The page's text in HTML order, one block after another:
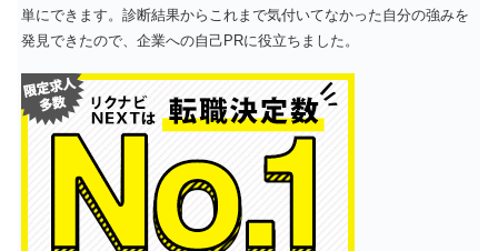
単にできます。診断結果からこれまで気付いてなかった自分の強みを
発見できたので、企業への自己PRに役立ちました。